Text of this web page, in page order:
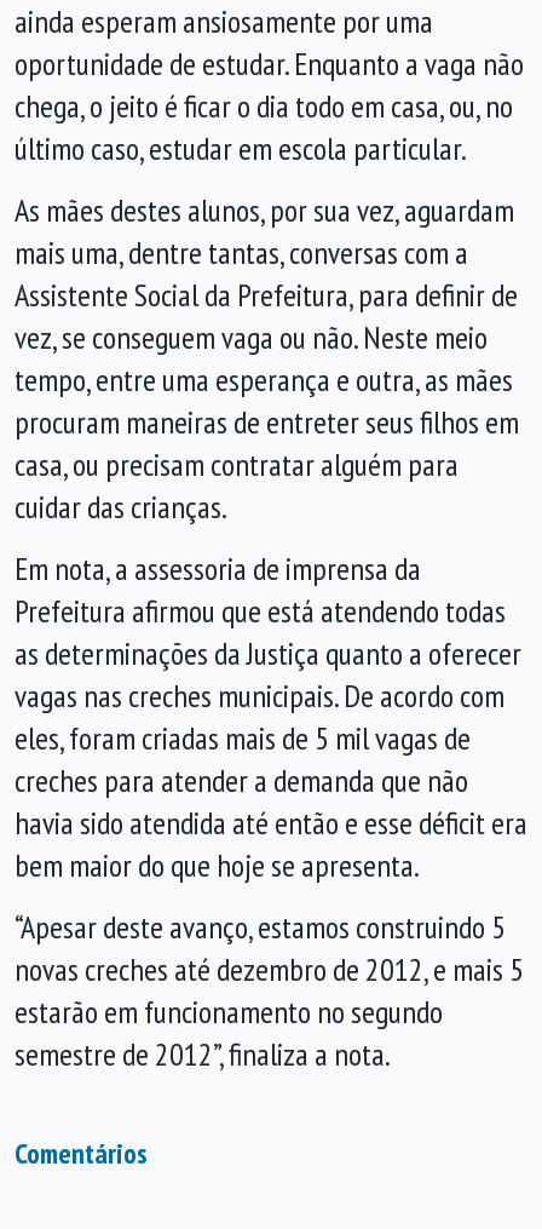
ainda esperam ansiosamente por uma
oportunidade de estudar. Enquanto a vaga não
chega, o jeito é ficar o dia todo em casa, ou, no
último caso, estudar em escola particular.
As mães destes alunos, por sua vez, aguardam
mais uma, dentre tantas, conversas com a
Assistente Social da Prefeitura, para definir de
vez, se conseguem vaga ou não. Neste meio
tempo, entre uma esperança e outra, as mães
procuram maneiras de entreter seus filhos em
casa, ou precisam contratar alguém para
cuidar das crianças.
Em nota, a assessoria de imprensa da
Prefeitura afirmou que está atendendo todas
as determinações da Justiça quanto a oferecer
vagas nas creches municipais. De acordo com
eles, foram criadas mais de 5 mil vagas de
creches para atender a demanda que não
havia sido atendida até então e esse déficit era
bem maior do que hoje se apresenta.
“Apesar deste avanço, estamos construindo 5
novas creches até dezembro de 2012, e mais 5
estarão em funcionamento no segundo
semestre de 2012”, finaliza a nota.
Comentários